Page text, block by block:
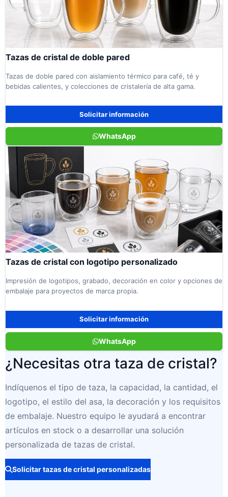
Tazas de cristal de doble pared
Tazas de doble pared con aislamiento térmico para café, té y
bebidas calientes, y colecciones de cristalería de alta gama.
Solicitar información
WhatsApp
Tazas de cristal con logotipo personalizado
Impresión de logotipos, grabado, decoración en color y opciones de
embalaje para proyectos de marca propia.
Solicitar información
WhatsApp
¿Necesitas otra taza de cristal?
Indíquenos el tipo de taza, la capacidad, la cantidad, el
logotipo, el estilo del asa, la decoración y los requisitos
de embalaje. Nuestro equipo le ayudará a encontrar
artículos en stock o a desarrollar una solución
personalizada de tazas de cristal.
Solicitar tazas de cristal personalizadas